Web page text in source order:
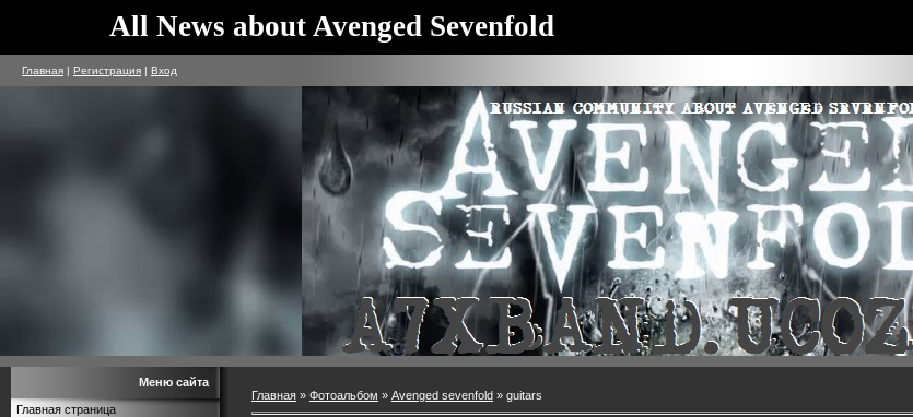
All News about Avenged Sevenfold
Главная | Регистрация | Вход
Меню сайта
Главная страница
Главная » Фотоальбом » Avenged sevenfold » guitars